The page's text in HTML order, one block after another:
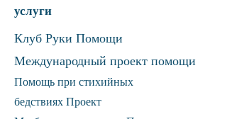
услуги
Клуб Руки Помощи
Международный проект помощи
Помощь при стихийных
бедствияхПроект